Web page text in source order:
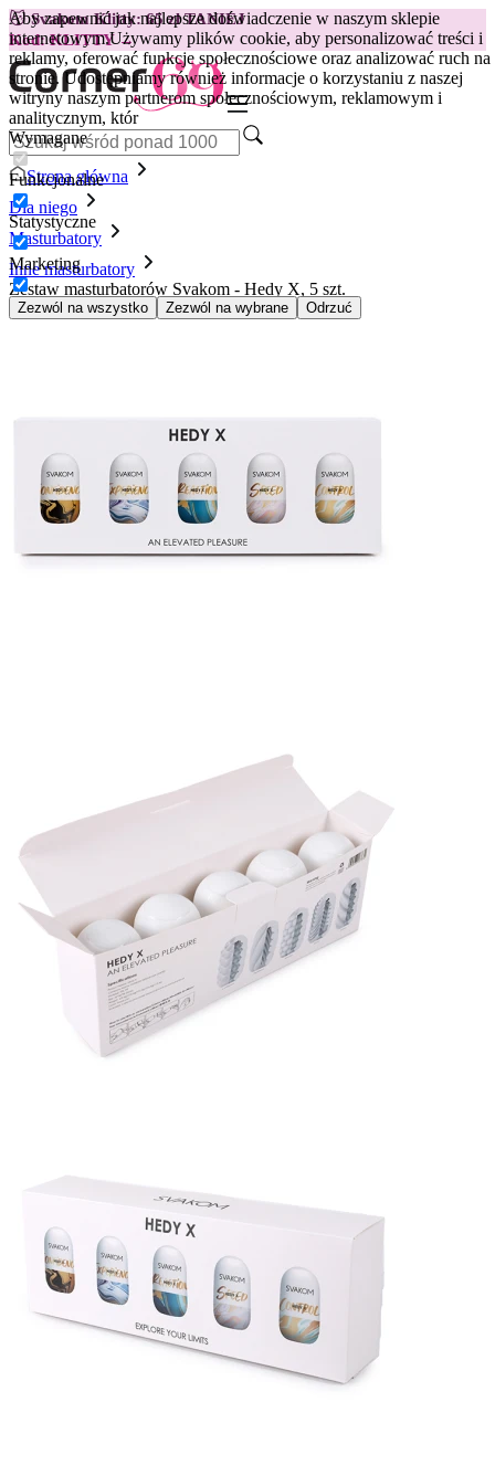
Aby zapewnić jak najlepsze doświadczenie w naszym sklepie
internetowym.Używamy plików cookie, aby personalizować treści i
reklamy, oferować funkcje społecznościowe oraz analizować ruch na
stronie. Udostępniamy również informacje o korzystaniu z naszej
witryny naszym partnerom społecznościowym, reklamowym i
analitycznym, któr
Wymagane
Funkcjonalne
Statystyczne
Marketing
Zezwól na wszystko Zezwól na wybrane Odrzuć
😽Svakom Klitty: 65 zł TANIEJ
Kod: KLITTY →
Strona główna
Dla niego
Masturbatory
Inne masturbatory
Zestaw masturbatorów Svakom - Hedy X, 5 szt.